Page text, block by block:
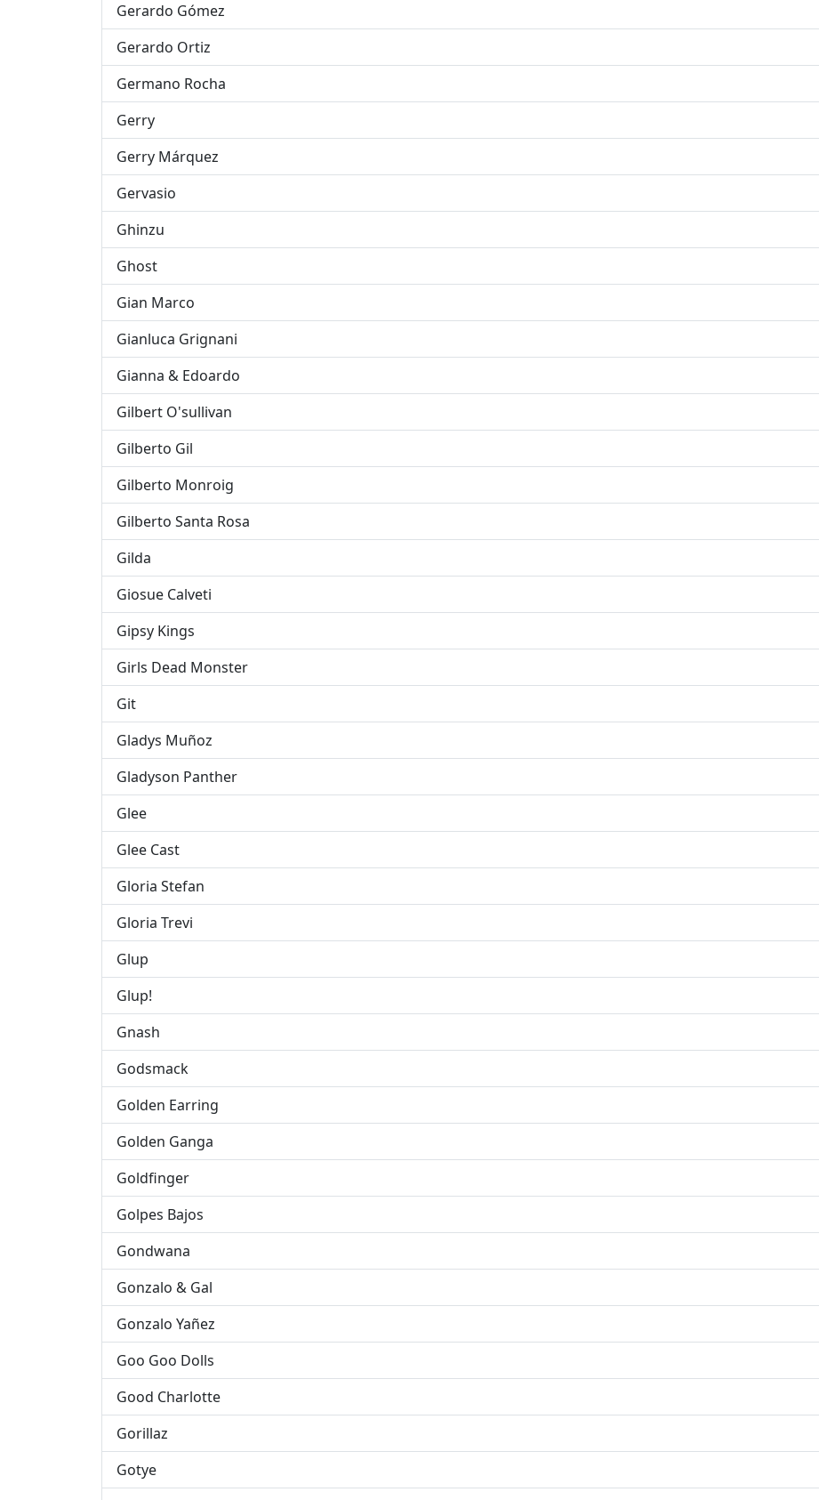
Gerardo Gómez
Gerardo Ortiz
Germano Rocha
Gerry
Gerry Márquez
Gervasio
Ghinzu
Ghost
Gian Marco
Gianluca Grignani
Gianna & Edoardo
Gilbert O'sullivan
Gilberto Gil
Gilberto Monroig
Gilberto Santa Rosa
Gilda
Giosue Calveti
Gipsy Kings
Girls Dead Monster
Git
Gladys Muñoz
Gladyson Panther
Glee
Glee Cast
Gloria Stefan
Gloria Trevi
Glup
Glup!
Gnash
Godsmack
Golden Earring
Golden Ganga
Goldfinger
Golpes Bajos
Gondwana
Gonzalo & Gal
Gonzalo Yañez
Goo Goo Dolls
Good Charlotte
Gorillaz
Gotye